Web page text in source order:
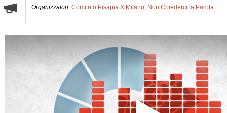
Organizzatori: Comitato Pisapia X Milano, Non Chiederci la Parola